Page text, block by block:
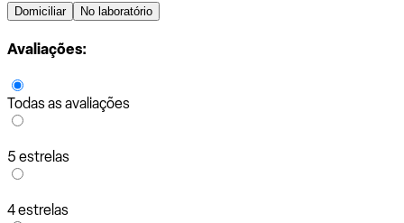
Domiciliar No laboratório
Avaliações:
Todas as avaliações
5 estrelas
4 estrelas